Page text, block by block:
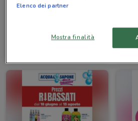
Acqua & Sapone
Elenco dei partner
Mostra finalità